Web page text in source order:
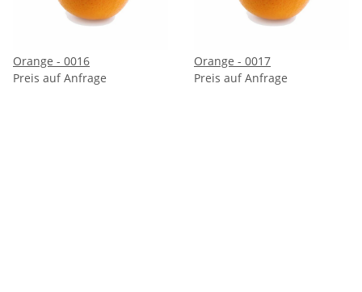
Orange - 0016
Preis auf Anfrage
Orange - 0017
Preis auf Anfrage